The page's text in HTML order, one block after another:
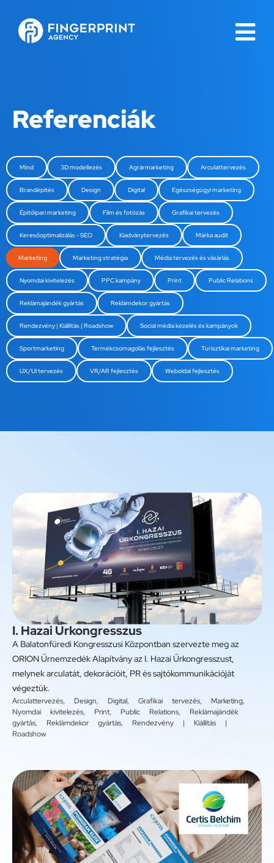
Referenciák
3D modellezés Agrármarketing Arculattervezés
Brandépítés Design Digital Egészségügyi marketing
Építőipari marketing Film és fotózás Grafikai tervezés
Keresőoptimalizálás - SEO Kiadványtervezés Márka audit
Marketing Marketing stratégia Média tervezés és vásárlás
Nyomdai kivitelezés PPC kampány Print Public Relations
Reklámajándék gyártás Reklámdekor gyártás
Rendezvény | Kiállítás | Roadshow Social média kezelés és kampányok
Sportmarketing Termékcsomagolás fejlesztés Turisztikai marketing
UX/UI tervezés VR/AR fejlesztés Weboldal fejlesztés
Mind
I. Hazai Űrkongresszus
A Balatonfüredi Kongresszusi Központban szervezte meg az
ORION Űrnemzedék Alapítvány az I. Hazai Űrkongresszust,
melynek arculatát, dekorációit, PR és sajtókommunikációját
végeztük.
Arculattervezés, Design, Digital, Grafikai tervezés, Marketing,
Nyomdai kivitelezés, Print, Public Relations, Reklámajándék
gyártás, Reklámdekor gyártás, Rendezvény | Kiállítás |
Roadshow